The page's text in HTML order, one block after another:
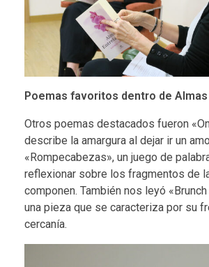
Poemas favoritos dentro de
Otros poemas destacados fueron
describe la amargura al dejar ir un
«Rompecabezas», un juego de
reflexionar sobre los fragmentos de
componen. También nos leyó
una pieza que se caracteriza por su
cercanía.